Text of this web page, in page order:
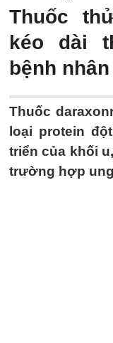
Thuốc
kéo dài
bệnh
Thuốc
loại protein
triển của khối
trường hợp